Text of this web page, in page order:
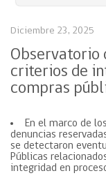
Diciembre 23, 2025
Observatorio
criterios de
compras
En el marco de
denuncias
se detectaron
Públicas
integridad en